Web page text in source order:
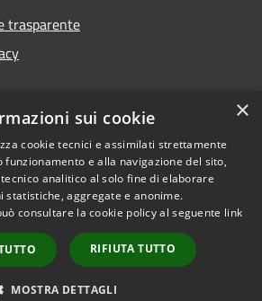
trasparente
Copyright © 2026 • Comune di
Paternò • Powered by
Municipium•
Accesso
redazione
×
sui cookie
cookie tecnici e assimilati strettamente
funzionamento e alla navigazione del sito,
analitico al solo fine di elaborare
statistiche, aggregate e anonime.
consultare la cookie policy al seguente link
RIFIUTA TUTTO
MOSTRA DETTAGLI